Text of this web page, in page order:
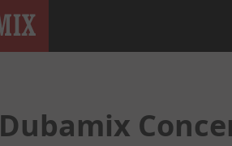
Dubamix